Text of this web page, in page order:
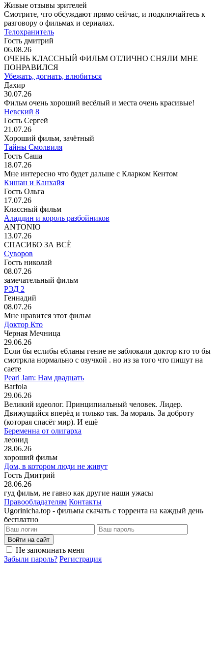
Живые отзывы зрителей
Смотрите, что обсуждают прямо сейчас, и подключайтесь к
разговору о фильмах и сериалах.
Телохранитель
Гость дмитрий
06.08.26
ОЧЕНЬ КЛАССНЫЙ ФИЛЬМ ОТЛИЧНО СНЯЛИ МНЕ
ПОНРАВИЛСЯ
Убежать, догнать, влюбиться
Дахир
30.07.26
Фильм очень хороший весёлый и места очень красивые!
Невский 8
Гость Сергей
21.07.26
Хороший фильм, зачётный
Тайны Смолвиля
Гость Саша
18.07.26
Мне интересно что будет дальше с Кларком Кентом
Кишан и Канхайя
Гость Ольга
17.07.26
Классный фильм
Аладдин и король разбойников
ANTONIO
13.07.26
СПАСИБО ЗА ВСЁ
Суворов
Гость николай
08.07.26
замечательный фильм
РЭД 2
Геннадий
08.07.26
Мне нравится этот фильм
Доктор Кто
Черная Мечница
29.06.26
Если бы еслибы ебланы гение не заблокали доктор кто то бы
смотркла нормально с озучкой . но из за того что пишут на
саете
Pearl Jam: Нам двадцать
Barfola
29.06.26
Великий идеолог. Принципиальный человек. Лидер.
Движущийся вперёд и только так. За мораль. За доброту
(которая спасёт мир). И ещё
Беременна от олигарха
леонид
28.06.26
хороший фильм
Дом, в котором люди не живут
Гость Дмитрий
28.06.26
гуд фильм, не гавно как другие наши ужасы
Правообладателям Контакты
Ugorinicha.top - фильмы скачать с торрента на каждый день
бесплатно
Войти на сайт
Не запоминать меня
Забыли пароль? Регистрация